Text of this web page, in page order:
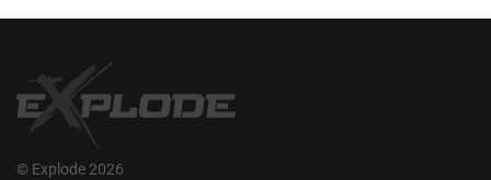
© Explode 2026